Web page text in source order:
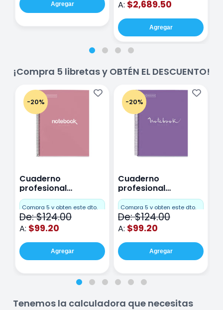
Agregar A: $2,689.50
Agregar
¡Compra 5 libretas y OBTÉN EL DESCUENTO!
-20%
Cuaderno
profesional
Miquelrius Emotions
Cuadro Chico 80
hojas Rosa
Compra 5 y obten este dto.
De: $124.00
A: $99.20
Agregar
-20%
Cuaderno
profesional
Miquelrius Emotions
raya 80 hojas
Purpura
Compra 5 y obten este dto.
De: $124.00
A: $99.20
Agregar
Tenemos la calculadora que necesitas